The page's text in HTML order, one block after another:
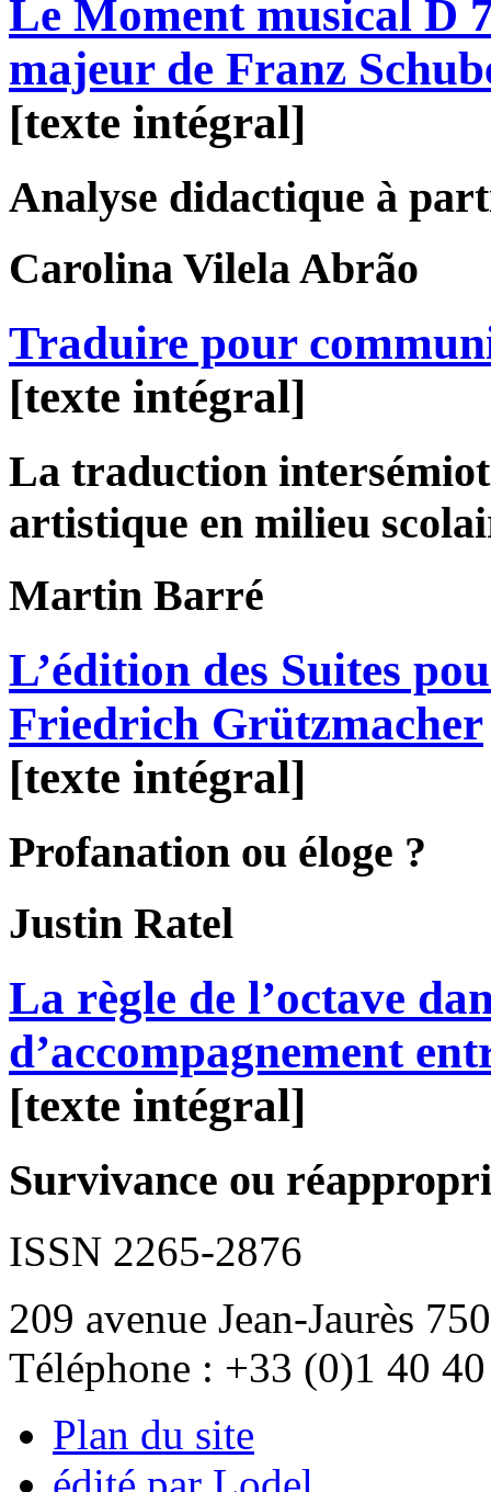
Le Moment musical D
majeur de Franz
[texte intégral]
Analyse didactique à
Carolina Vilela Abrão
Traduire pour
[texte intégral]
La traduction
artistique en milieu
Martin Barré
L’édition des Suites
Friedrich Grützmacher
[texte intégral]
Profanation ou éloge ?
Justin Ratel
La règle de l’octave
d’accompagnement
[texte intégral]
Survivance ou
ISSN 2265-2876
209 avenue Jean-Jaurès
Téléphone : +33 (0)1 40
Plan du site